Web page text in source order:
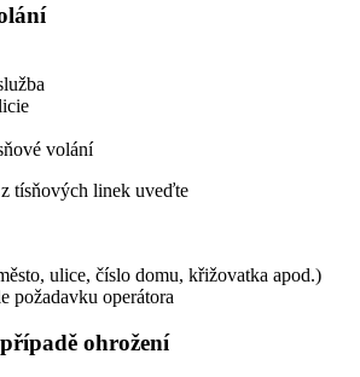
volání
tísňových linek uveďte
ulice, číslo domu, křižovatka apod.)
požadavku operátora
ohrožení